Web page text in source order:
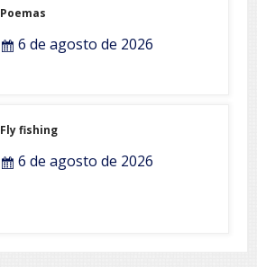
Poemas
6 de agosto de 2026
Fly fishing
6 de agosto de 2026